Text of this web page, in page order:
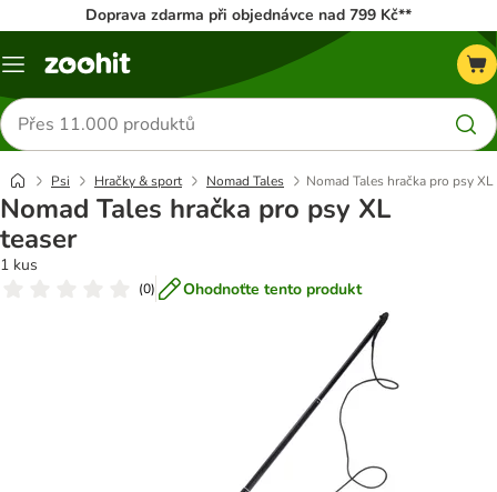
Doprava zdarma při objednávce nad 799 Kč**
Menu
Hledat
produkty
Psi Hračky & sport Nomad Tales Nomad Tales hračka pro psy XL
Nomad Tales hračka pro psy XL
teaser
1 kus
(0) Ohodnoťte tento produkt